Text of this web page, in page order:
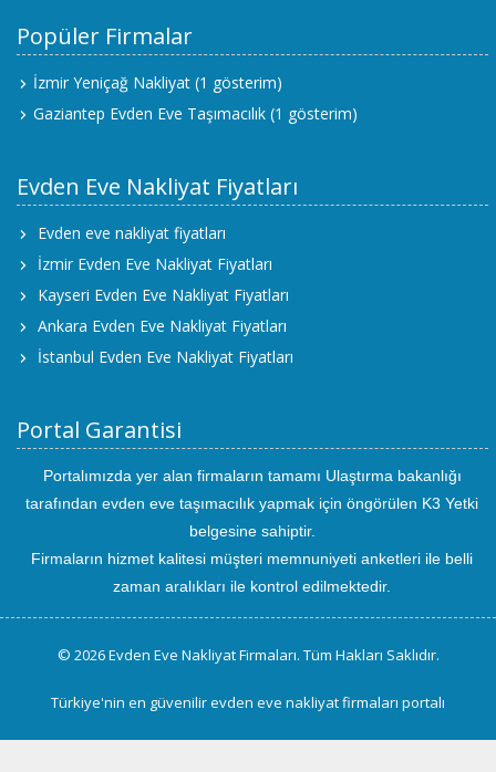
Popüler Firmalar
İzmir Yeniçağ Nakliyat (1 gösterim)
Gaziantep Evden Eve Taşımacılık (1 gösterim)
Evden Eve Nakliyat Fiyatları
Evden eve nakliyat fiyatları
İzmir Evden Eve Nakliyat Fiyatları
Kayseri Evden Eve Nakliyat Fiyatları
Ankara Evden Eve Nakliyat Fiyatları
İstanbul Evden Eve Nakliyat Fiyatları
Portal Garantisi
Portalımızda yer alan firmaların tamamı Ulaştırma bakanlığı
tarafından evden eve taşımacılık yapmak için öngörülen K3 Yetki
belgesine sahiptir.
Firmaların hizmet kalitesi müşteri memnuniyeti anketleri ile belli
zaman aralıkları ile kontrol edilmektedir.
© 2026 Evden Eve Nakliyat Firmaları. Tüm Hakları Saklıdır.
Türkiye'nin en güvenilir evden eve nakliyat firmaları portalı